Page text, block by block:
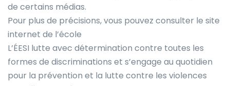
de certains médias.
Pour plus de précisions, vous pouvez consulter le site
internet de l’école
L’ÉESI lutte avec détermination contre toutes les
formes de discriminations et s’engage au quotidien
pour la prévention et la lutte contre les violences